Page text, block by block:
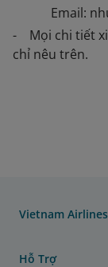
Email:
- Mọi chi tiết
chỉ nêu trên.
Vietnam Airlines
Hỗ Trợ